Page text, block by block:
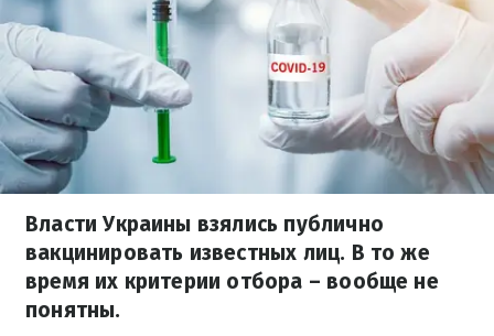
Власти Украины взялись публично
вакцинировать известных лиц. В то же
время их критерии отбора – вообще не
понятны.